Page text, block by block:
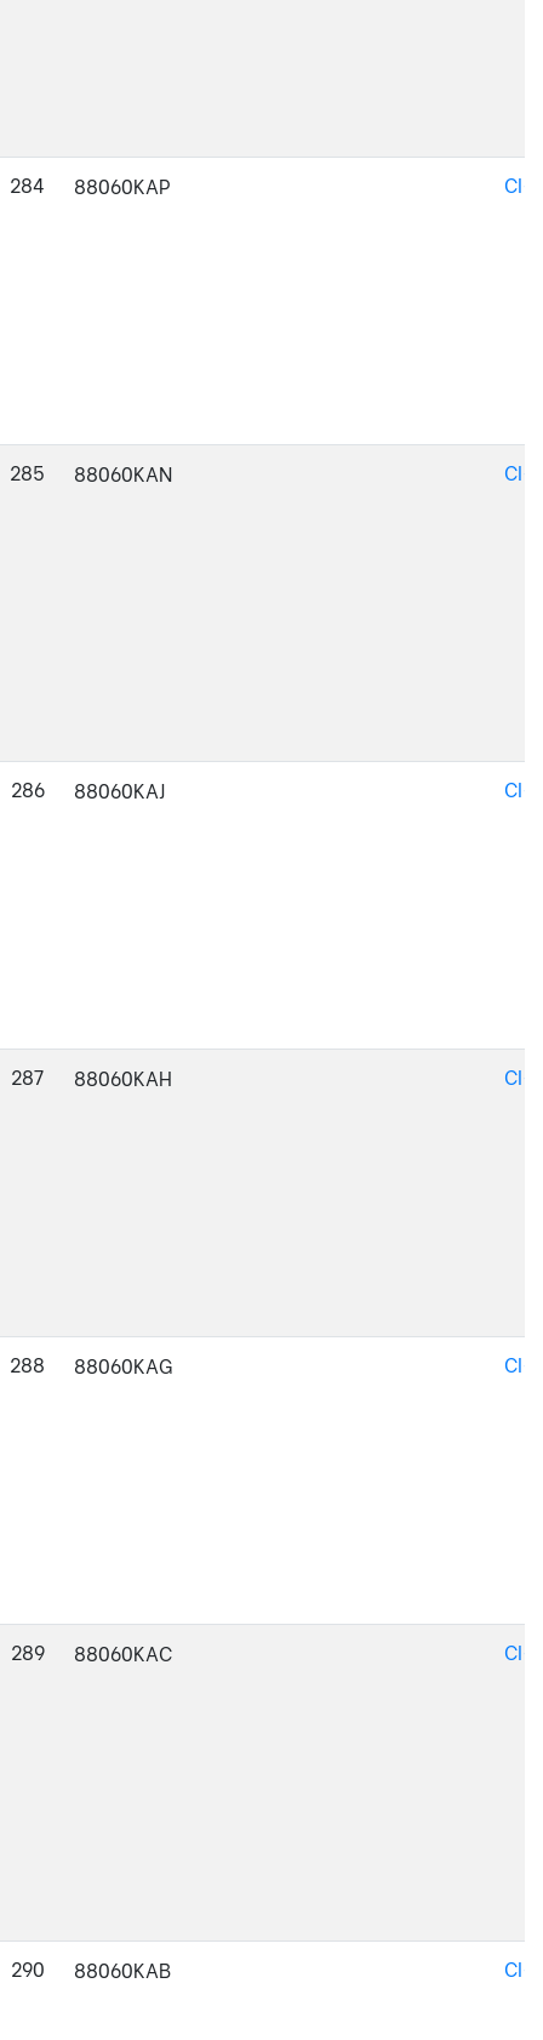
284 88060KAP CI-
285 88060KAN CI-
286 88060KAJ CI-
287 88060KAH CI-
288 88060KAG CI-
289 88060KAC CI-
290 88060KAB CI-